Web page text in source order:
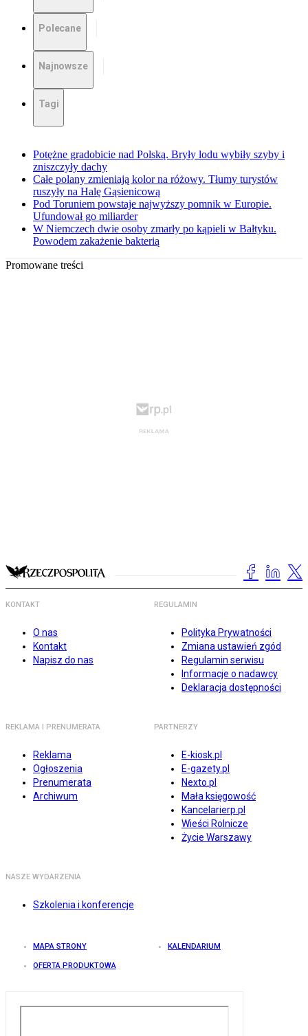
Polecane
Najnowsze
Tagi
Potężne gradobicie nad Polską. Bryły lodu wybiły szyby i
zniszczyły dachy
Całe polany zmieniają kolor na różowy. Tłumy turystów
ruszyły na Halę Gąsienicową
Pod Toruniem powstaje najwyższy pomnik w Europie.
Ufundował go miliarder
W Niemczech dwie osoby zmarły po kąpieli w Bałtyku.
Powodem zakażenie bakterią
Promowane treści
KONTAKT
O nas
Kontakt
Napisz do nas
REGULAMIN
Polityka Prywatności
Zmiana ustawień zgód
Regulamin serwisu
Informacje o nadawcy
Deklaracja dostępności
REKLAMA I PRENUMERATA
Reklama
Ogłoszenia
Prenumerata
Archiwum
PARTNERZY
E-kiosk.pl
E-gazety.pl
Nexto.pl
Mała księgowość
Kancelarierp.pl
Wieści Rolnicze
Życie Warszawy
NASZE WYDARZENIA
Szkolenia i konferencje
MAPA STRONY KALENDARIUM
OFERTA PRODUKTOWA